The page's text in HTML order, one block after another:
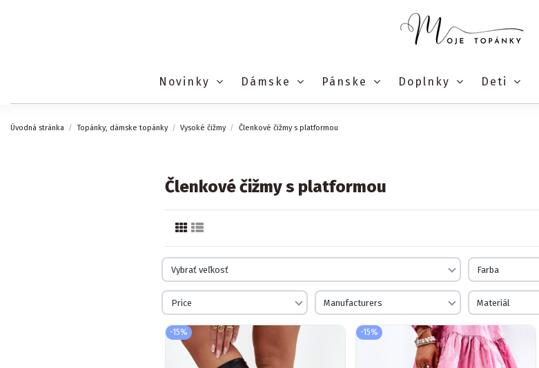
Novinky Dámske Pánske Doplnky Deti
Úvodná stránka Topánky, dámske topánky Vysoké čižmy Členkové čižmy s platformou
Členkové čižmy s platformou
Vybrať veľkosť Farba
Price Manufacturers Materiál
-15% -15%